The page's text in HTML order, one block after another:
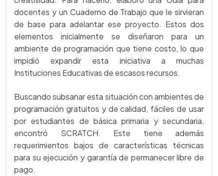
docentes y un Cuaderno de Trabajo que le sirvieran
de base para adelantar ese proyecto. Estos dos
elementos inicialmente se diseñaron para un
ambiente de programación que tiene costo, lo que
impidió expandir esta iniciativa a muchas
Instituciones Educativas de escasos recursos.
Buscando subsanar esta situación con ambientes de
programación gratuitos y de calidad, fáciles de usar
por estudiantes de básica primaria y secundaria,
encontró SCRATCH. Este tiene además
requerimientos bajos de características técnicas
para su ejecución y garantía de permanecer libre de
pago.